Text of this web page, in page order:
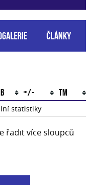
Články
B +/- TM
statistiky
řadit více sloupců